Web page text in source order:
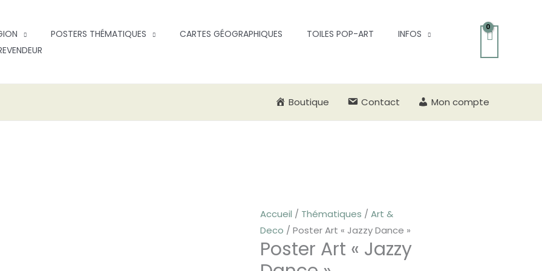
POSTERS THÉMATIQUES CARTES GÉOGRAPHIQUES TOILES POP-ART
INFOS
Boutique Contact Mon compte
Accueil / Thématiques / Art &
Deco / Poster Art « Jazzy Dance »
Poster Art « Jazzy
25,00 €
à
30,00 €
Art
"Jazzy
Dance"